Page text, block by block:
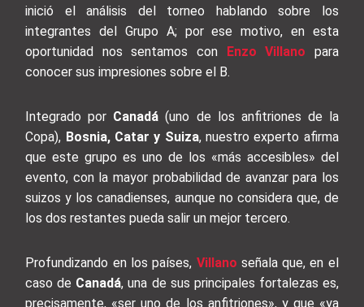
inició el análisis del torneo hablando sobre los
integrantes del Grupo A; por ese motivo, en esta
oportunidad nos sentamos con
Enzo Villano para
conocer sus impresiones sobre el B.
Integrado por Canadá (uno de los anfitriones de la
Copa), Bosnia, Catar y Suiza, nuestro experto afirma
que este grupo es uno de los «más accesibles» del
evento, con la mayor probabilidad de avanzar para los
suizos y los canadienses, aunque no considera que, de
los dos restantes pueda salir un mejor tercero.
Profundizando en los países, Villano señala que, en el
caso de Canadá, una de sus principales fortalezas es,
precisamente, «ser uno de los anfitriones», y que «ya